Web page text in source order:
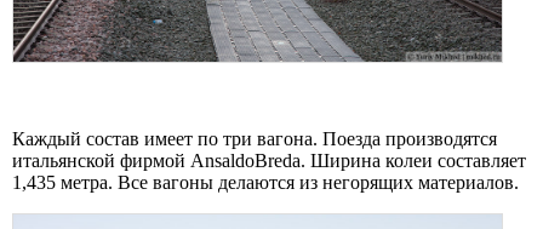
Каждый состав имеет по три вагона. Поезда производятся
итальянской фирмой AnsaldoBreda. Ширина колеи составляет
1,435 метра. Все вагоны делаются из негорящих материалов.